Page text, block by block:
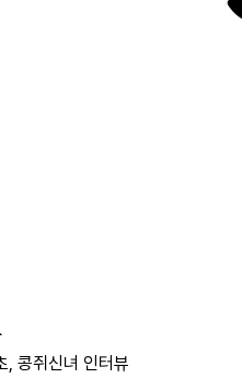
콩쥐신녀 인터뷰